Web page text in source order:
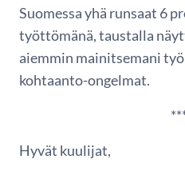
Suomessa yhä runsaat 6
työttömänä, taustalla
aiemmin mainitsemani
kohtaanto-ongelmat.
Hyvät kuulijat,